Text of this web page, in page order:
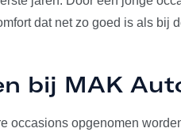
dat net zo goed is als bij
bij MAK
occasions opgenomen